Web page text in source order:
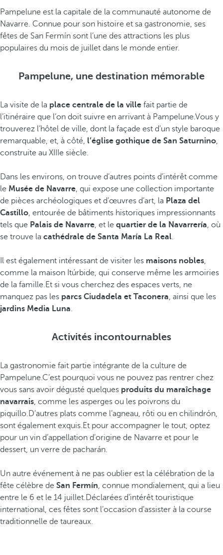
Pampelune est la capitale de la communauté autonome de
Navarre. Connue pour son histoire et sa gastronomie, ses
fêtes de San Fermín sont l’une des attractions les plus
populaires du mois de juillet dans le monde entier.
Pampelune, une destination mémorable
La visite de la place centrale de la ville fait partie de
l’itinéraire que l’on doit suivre en arrivant à Pampelune.Vous y
trouverez l’hôtel de ville, dont la façade est d’un style baroque
remarquable, et, à côté, l’église gothique de San Saturnino,
construite au XIIIe siècle.
Dans les environs, on trouve d’autres points d’intérêt comme
le Musée de Navarre, qui expose une collection importante
de pièces archéologiques et d’œuvres d’art, la Plaza del
Castillo, entourée de bâtiments historiques impressionnants
tels que Palais de Navarre, et le quartier de la Navarrería, où
se trouve la cathédrale de Santa María La Real.
Il est également intéressant de visiter les maisons nobles,
comme la maison Itúrbide, qui conserve même les armoiries
de la famille.Et si vous cherchez des espaces verts, ne
manquez pas les parcs Ciudadela et Taconera, ainsi que les
jardins Media Luna.
Activités incontournables
La gastronomie fait partie intégrante de la culture de
Pampelune.C’est pourquoi vous ne pouvez pas rentrer chez
vous sans avoir dégusté quelques produits du maraîchage
navarrais, comme les asperges ou les poivrons du
piquillo.D’autres plats comme l’agneau, rôti ou en chilindrón,
sont également exquis.Et pour accompagner le tout, optez
pour un vin d’appellation d’origine de Navarre et pour le
dessert, un verre de pacharán.
Un autre événement à ne pas oublier est la célébration de la
fête célèbre de San Fermín, connue mondialement, qui a lieu
entre le 6 et le 14 juillet.Déclarées d’intérêt touristique
international, ces fêtes sont l’occasion d’assister à la course
traditionnelle de taureaux.